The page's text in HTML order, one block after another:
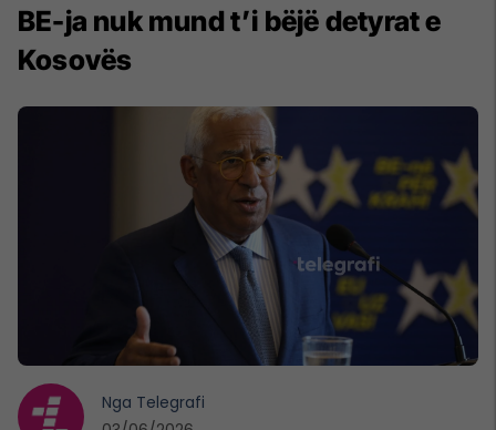
BE-ja nuk mund t’i bëjë detyrat e
Kosovës
Nga Telegrafi